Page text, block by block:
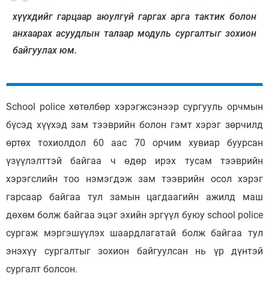
хүүхдийг гарцаар аюулгүй гаргах арга тактик болон
анхаарах асуудлын талаар модуль сургалтыг зохион
байгуулах юм.
School police хөтөлбөр хэрэгжсэнээр сургууль орчмын
бүсэд хүүхэд зам тээврийн болон гэмт хэрэг зөрчилд
өртөх тохиолдол 60 аас 70 орчим хувиар буурсан
үзүүлэлттэй байгаа ч өдөр ирэх тусам тээврийн
хэрэгслийн тоо нэмэгдэж зам тээврийн осол хэрэг
гарсаар байгаа тул замын цагдаагийн ажилд маш
дөхөм болж байгаа эцэг эхийн эргүүл буюу school police
сургаж мэргэшүүлэх шаардлагатай болж байгаа тул
энэхүү сургалтыг зохион байгуулсан нь үр дүнтэй
сургалт болсон.